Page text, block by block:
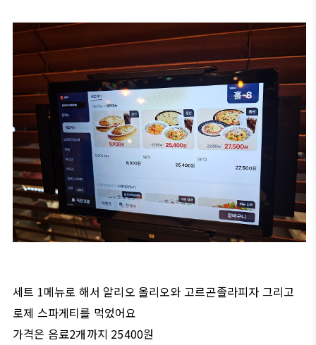
세트 1메뉴로 해서 알리오 올리오와 고르곤졸라피자 그리고
로제 스파게티를 먹었어요
가격은 음료2개까지 25400원